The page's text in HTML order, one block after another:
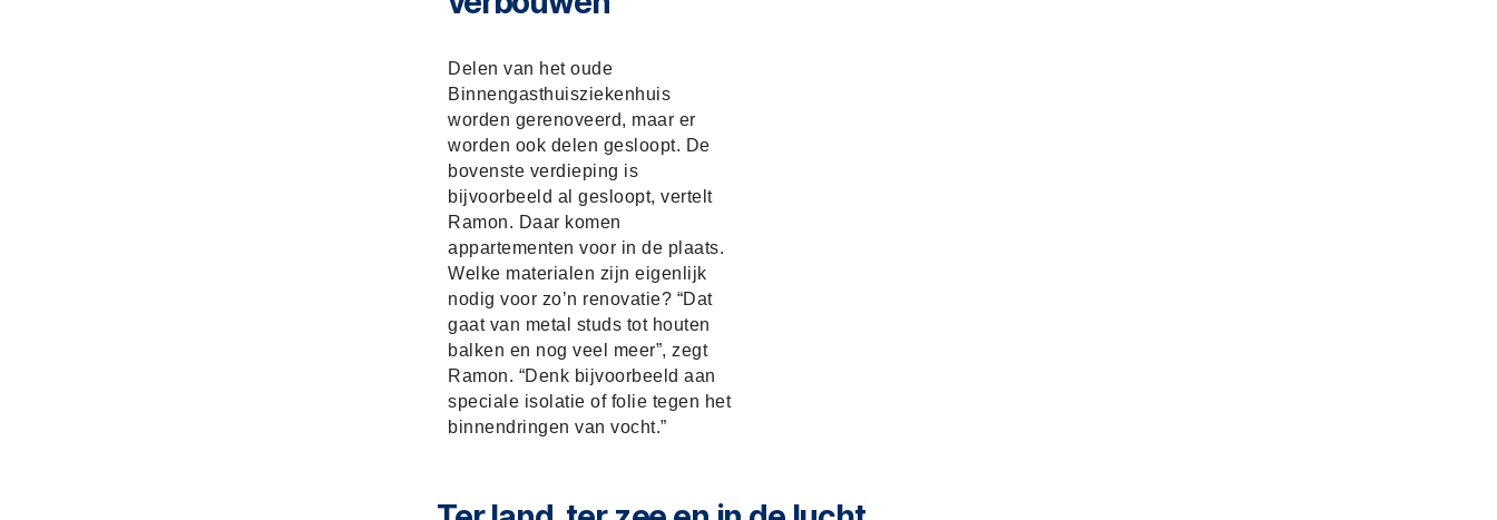
Delen van het oude
Binnengasthuisziekenhuis
worden gerenoveerd, maar er
worden ook delen gesloopt. De
bovenste verdieping is
bijvoorbeeld al gesloopt, vertelt
Ramon. Daar komen
appartementen voor in de plaats.
Welke materialen zijn eigenlijk
nodig voor zo’n renovatie? “Dat
gaat van metal studs tot houten
balken en nog veel meer”, zegt
Ramon. “Denk bijvoorbeeld aan
speciale isolatie of folie tegen het
binnendringen van vocht.”